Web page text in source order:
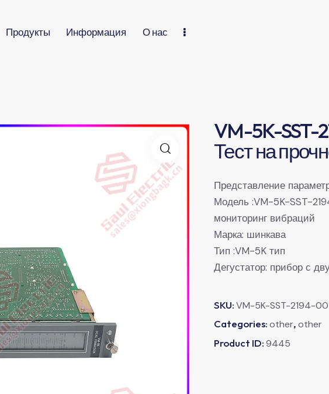
Продукты Информация О нас
VM-5K-SST-
Тест на
Представление
Модель :VM-5K-SST-
мониторинг вибраций
Марка: шинкава
Тип :VM-5K тип
Дегустатор: прибор с
SKU:VM-5K-SST-2194-
Categories:other,other
Product ID:9445